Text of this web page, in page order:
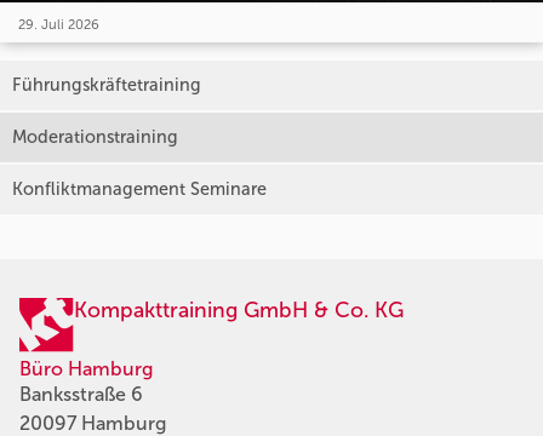
29. Juli 2026
Führungskräftetraining
Moderationstraining
Konfliktmanagement Seminare
Kompakttraining GmbH & Co. KG
Büro Hamburg
Banksstraße 6
20097 Hamburg